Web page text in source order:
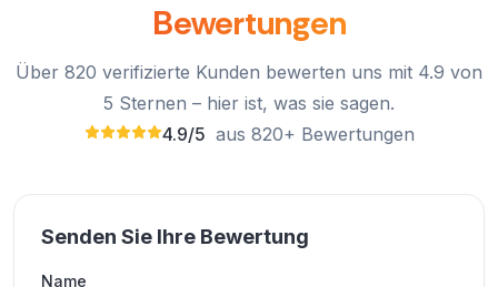
Bewertungen
Über 820 verifizierte Kunden bewerten uns mit 4.9 von
5 Sternen – hier ist, was sie sagen.
4.9/5 aus 820+ Bewertungen
Senden Sie Ihre Bewertung
Name
einen privaten und einen für meine Firma. Die
ExpressFollowers ist eine echte Erleichterung.
Leta Smith
Verifizierter Kunde